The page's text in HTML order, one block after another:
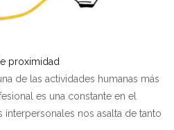
proximidad
de las actividades humanas más
es una constante en el
interpersonales nos asalta de tanto